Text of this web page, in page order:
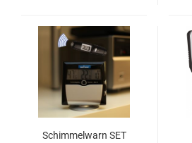
Schimmelwarn SET